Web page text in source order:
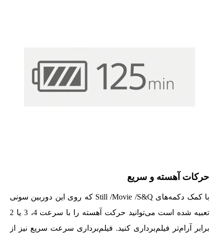
حرکات آهسته و سریع
با کمک دکمه‌های Still /Movie /S&Q که روی این دوربین سونی
تعبیه شده است می‌توانید حرکت آهسته را با سرعت 4، 3 یا 2
برابر آرام‌تر فیلم‌برداری کنید. فیلم‌برداری سرعت سریع نیز از